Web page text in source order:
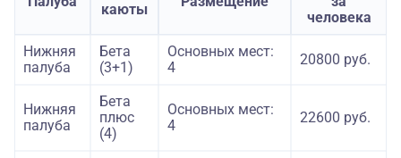
каюты
человека
Нижняя
палуба
Бета
(3+1)
Основных мест:
4
20800 руб.
Нижняя
палуба
Бета
плюс
(4)
Основных мест:
4
22600 руб.